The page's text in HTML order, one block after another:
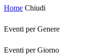
Home Chiudi
Eventi per Genere
Eventi per Giorno